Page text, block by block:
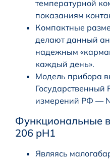
температурной
показаниям
Компактные
делают данный
надежным
каждый день».
Модель прибора
Государственный
измерений РФ —
Функциональные
206 pH1
Являясь